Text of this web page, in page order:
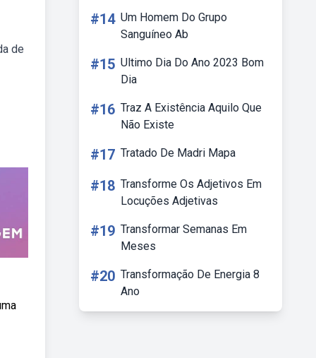
de
#14 Um Homem Do Grupo
Sanguíneo Ab
#15 Ultimo Dia Do Ano 2023 Bom
Dia
#16 Traz A Existência Aquilo Que
Não Existe
#17 Tratado De Madri Mapa
#18 Transforme Os Adjetivos Em
Locuções Adjetivas
#19 Transformar Semanas Em
Meses
#20 Transformação De Energia 8
Ano